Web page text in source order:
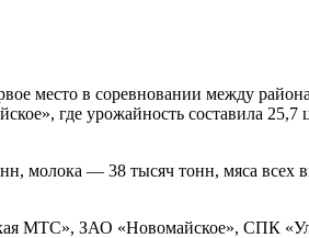
место в соревновании между
где урожайность составила 25,7
молока — 38 тысяч тонн, мяса всех
МТС», ЗАО «Новомайское», СПК